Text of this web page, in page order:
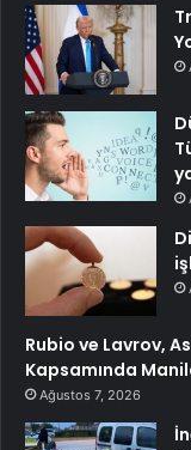
Rubio ve Lavrov,
Kapsamında
Ağustos 7, 2026